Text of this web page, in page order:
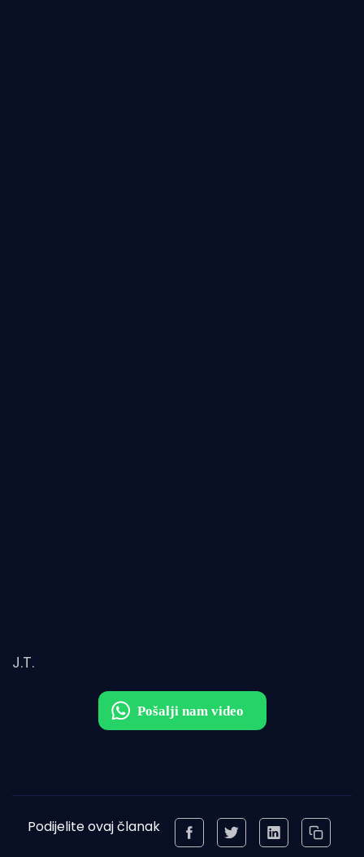
J.T.
Podijelite ovaj članak